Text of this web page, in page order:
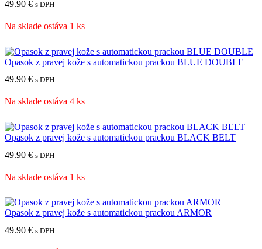
49.90 € s DPH
Na sklade ostáva 1 ks
Opasok z pravej kože s automatickou prackou BLUE DOUBLE
49.90 € s DPH
Na sklade ostáva 4 ks
Opasok z pravej kože s automatickou prackou BLACK BELT
49.90 € s DPH
Na sklade ostáva 1 ks
Opasok z pravej kože s automatickou prackou ARMOR
49.90 € s DPH